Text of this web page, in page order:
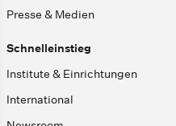
Presse & Medien
Schnelleinstieg
Institute & Einrichtungen
International